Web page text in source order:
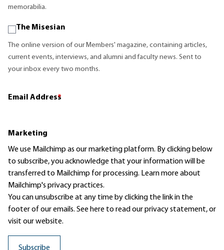
memorabilia.
The Misesian
The online version of our Members' magazine, containing articles,
current events, interviews, and alumni and faculty news. Sent to
your inbox every two months.
Email Address
*
Marketing
We use Mailchimp as our marketing platform. By clicking below
to subscribe, you acknowledge that your information will be
transferred to Mailchimp for processing. Learn moreabout
Mailchimp's privacy practices.
You can unsubscribe at any time by clicking the link in the
footer of our emails. See here to read ourprivacy statement, or
visit our website.